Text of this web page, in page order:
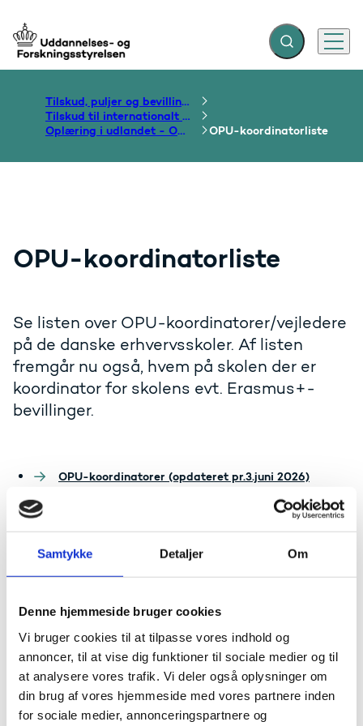
Samtykke Detaljer Om
Denne hjemmeside bruger cookies
Vi bruger cookies til at tilpasse vores indhold og
annoncer, til at vise dig funktioner til sociale medier og til
at analysere vores trafik. Vi deler også oplysninger om
din brug af vores hjemmeside med vores partnere inden
for sociale medier, annonceringspartnere og
Gå til forsiden Fold søgefelt ud
Menu
Tilskud, puljer og bevillinger
Tilskud til internationalt samarbejde om uddannelse
Oplæring i udlandet - OPU
OPU-koordinatorliste
OPU-koordinatorliste
Se listen over OPU-koordinatorer/vejledere
på de danske erhvervsskoler. Af listen
fremgår nu også, hvem på skolen der er
koordinator for skolens evt. Erasmus+-
bevillinger.
OPU-koordinatorer (opdateret pr.3.juni 2026)
Kontakt
Kontakt
Lars Møller Bentsen og Lise Frank
E-mail: opu@ufm.dk